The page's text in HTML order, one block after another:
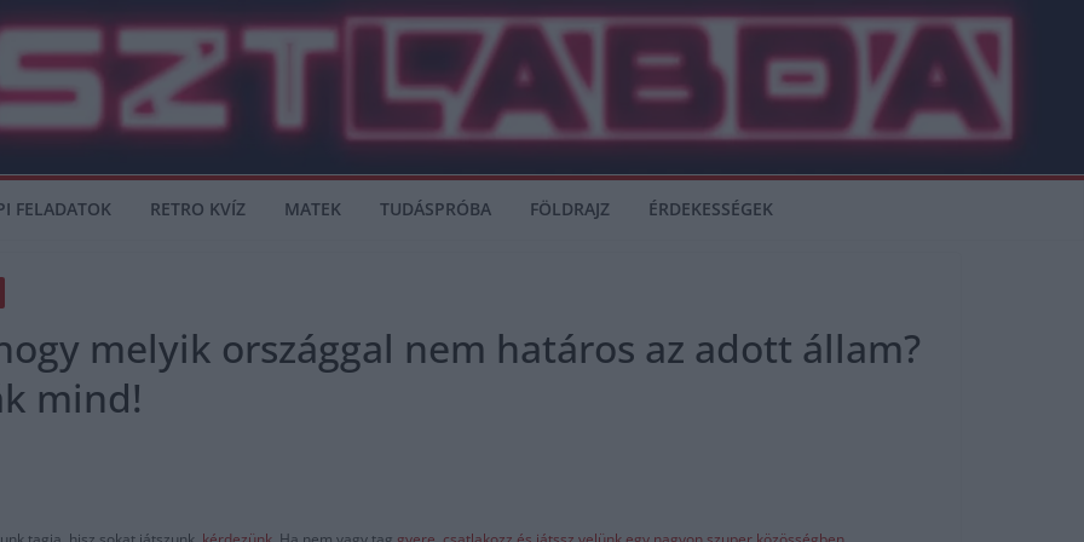
FELADATOK RETRO KVÍZ MATEK TUDÁSPRÓBA FÖLDRAJZ ÉRDEKESSÉGEK
melyik országgal nem határos az adott állam?
mind!